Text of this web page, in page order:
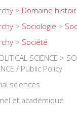
> Domaine
> Sociologie >
> Société
SCIENCE >
/ Public Policy
sciences
et académique